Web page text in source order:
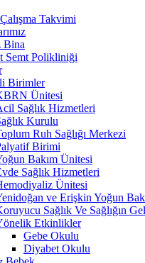
Takvimi
Bina
Semt Polikliniği
Birimler
Ünitesi
Sağlık Hizmetleri
Kurulu
Ruh Sağlığı Merkezi
Birimi
Bakım Ünitesi
Sağlık Hizmetleri
Ünitesi
ve Erişkin Yoğun
Sağlık Ve Sağlığın
Etkinlikler
Gebe Okulu
Diyabet Okulu